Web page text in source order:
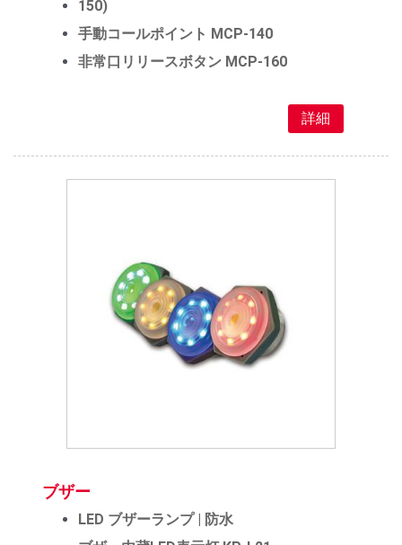
150)
手動コールポイント MCP-140
非常口リリースボタン MCP-160
詳細
ブザー
LED ブザーランプ | 防水